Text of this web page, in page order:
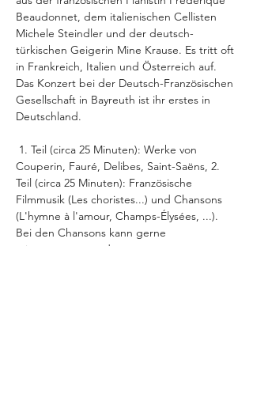
Beaudonnet, dem italienischen Cellisten
Michele Steindler und der deutsch-
türkischen Geigerin Mine Krause. Es tritt oft
in Frankreich, Italien und Österreich auf.
Das Konzert bei der Deutsch-Französischen
Gesellschaft in Bayreuth ist ihr erstes in
Deutschland.
Couperin, Fauré, Delibes, Saint-Saëns, 2.
Teil (circa 25 Minuten): Französische
Filmmusik (Les choristes...) und Chansons
(L'hymne à l'amour, Champs-Élysées, ...).
Bei den Chansons kann gerne
mitgesungen werden.